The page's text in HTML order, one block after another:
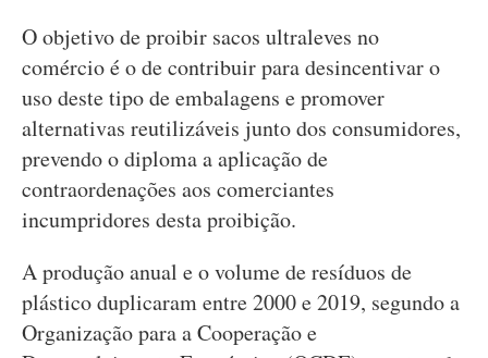
O objetivo de proibir sacos ultraleves no
comércio é o de contribuir para desincentivar o
uso deste tipo de embalagens e promover
alternativas reutilizáveis junto dos consumidores,
prevendo o diploma a aplicação de
contraordenações aos comerciantes
incumpridores desta proibição.
A produção anual e o volume de resíduos de
plástico duplicaram entre 2000 e 2019, segundo a
Organização para a Cooperação e